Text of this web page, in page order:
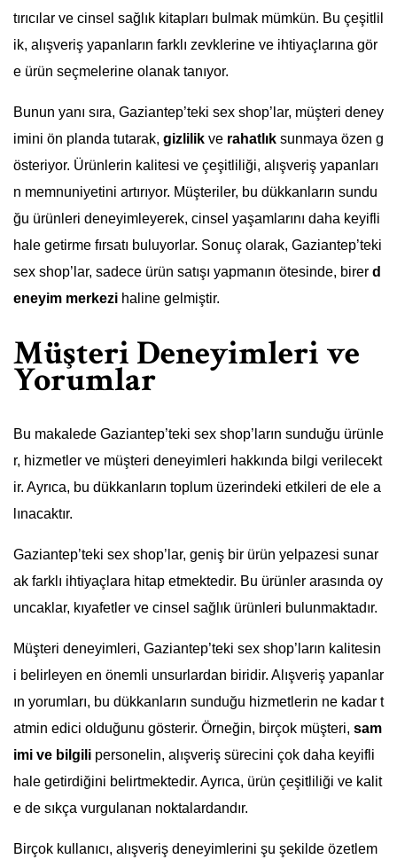
tırıcılar ve cinsel sağlık kitapları bulmak mümkün. Bu çeşitlil
ik, alışveriş yapanların farklı zevklerine ve ihtiyaçlarına gör
e ürün seçmelerine olanak tanıyor.
Bunun yanı sıra, Gaziantep’teki sex shop’lar, müşteri deney
imini ön planda tutarak, gizlilik ve rahatlık sunmaya özen g
österiyor. Ürünlerin kalitesi ve çeşitliliği, alışveriş yapanları
n memnuniyetini artırıyor. Müşteriler, bu dükkanların sundu
ğu ürünleri deneyimleyerek, cinsel yaşamlarını daha keyifli
hale getirme fırsatı buluyorlar. Sonuç olarak, Gaziantep’teki
sex shop’lar, sadece ürün satışı yapmanın ötesinde, birer d
eneyim merkezi haline gelmiştir.
Müşteri Deneyimleri ve
Yorumlar
Bu makalede Gaziantep’teki sex shop’ların sunduğu ürünle
r, hizmetler ve müşteri deneyimleri hakkında bilgi verilecekt
ir. Ayrıca, bu dükkanların toplum üzerindeki etkileri de ele a
lınacaktır.
Gaziantep’teki sex shop’lar, geniş bir ürün yelpazesi sunar
ak farklı ihtiyaçlara hitap etmektedir. Bu ürünler arasında oy
uncaklar, kıyafetler ve cinsel sağlık ürünleri bulunmaktadır.
Müşteri deneyimleri, Gaziantep’teki sex shop’ların kalitesin
i belirleyen en önemli unsurlardan biridir. Alışveriş yapanlar
ın yorumları, bu dükkanların sunduğu hizmetlerin ne kadar t
atmin edici olduğunu gösterir. Örneğin, birçok müşteri, sam
imi ve bilgili personelin, alışveriş sürecini çok daha keyifli
hale getirdiğini belirtmektedir. Ayrıca, ürün çeşitliliği ve kalit
e de sıkça vurgulanan noktalardandır.
Birçok kullanıcı, alışveriş deneyimlerini şu şekilde özetlem